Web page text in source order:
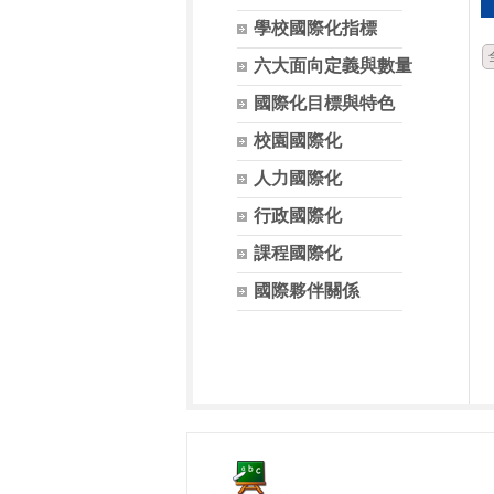
學校國際化指標
六大面向定義與數量
國際化目標與特色
校園國際化
人力國際化
行政國際化
課程國際化
國際夥伴關係